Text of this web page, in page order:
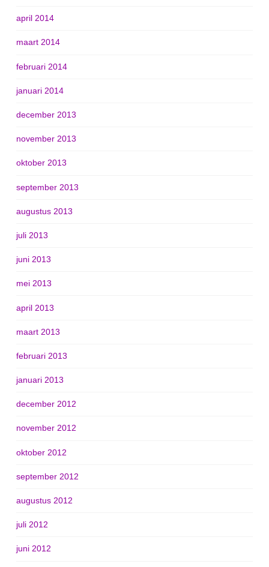
april 2014
maart 2014
februari 2014
januari 2014
december 2013
november 2013
oktober 2013
september 2013
augustus 2013
juli 2013
juni 2013
mei 2013
april 2013
maart 2013
februari 2013
januari 2013
december 2012
november 2012
oktober 2012
september 2012
augustus 2012
juli 2012
juni 2012